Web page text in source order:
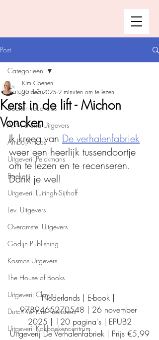
Post
Categorieën
Boeken recensies
A.W. Bruna Uitgevers
Ambo|Anthos
Uitgeverij Pelckmans
Boekerij
Uitgeverij Luitingh-Sijthoff
Lev. Uitgevers
Overamstel Uitgevers
Godijn Publishing
Kosmos Uitgevers
The House of Books
Uitgeverij Clavis
Dutch Venture Publishers
Uitgeverij Kokboekencentrum
Categorieën
Kerst in de lift - Michon
Voncken
Kim Coenen
23 dec 2025 2 minuten om te lezen
Ik kreeg van De verhalenfabriek
weer een heerlijk tussendoortje
om te lezen en te recenseren.
Dank je wel!
Nederlands | E-book |
9789465270548 | 26 november
2025 | 120 pagina's | EPUB2
Uitgeverij De Verhalenfabriek | Prijs €5,99